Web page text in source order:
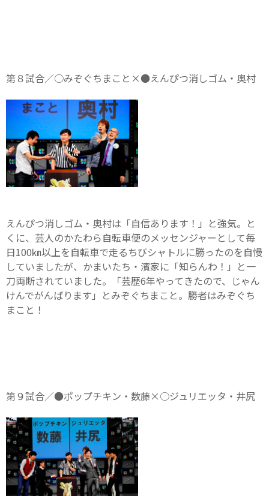
第８試合／○みぞぐちまこと×●えんぴつ消しゴム・奥村
えんぴつ消しゴム・奥村は「自信あります！」と強気。と
くに、芸人のかたわら自転車便のメッセンジャーとして毎
日100㎞以上を自転車で走るちびシャトルに勝ったのを自慢
していましたが、かまいたち・濱家に「知らんわ！」と一
刀両断されていました。「芸歴6年やってきたので、じゃん
けんでがんばります」とみぞぐちまこと。勝者はみぞぐち
まこと！
第９試合／●ポップチキン・数藤×○ジュリエッタ・井尻